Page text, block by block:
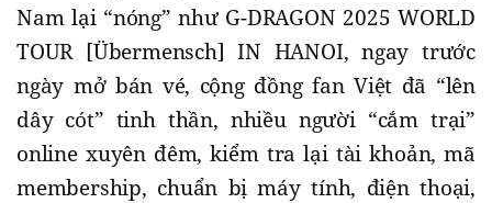
Nam lại “nóng” như G-DRAGON 2025 WORLD
TOUR [Übermensch] IN HANOI, ngay trước
ngày mở bán vé, cộng đồng fan Việt đã “lên
dây cót” tinh thần, nhiều người “cắm trại”
online xuyên đêm, kiểm tra lại tài khoản, mã
membership, chuẩn bị máy tính, điện thoại,